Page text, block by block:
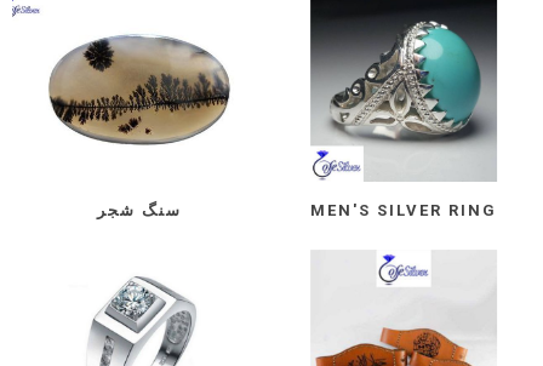
سنگ شجر MEN'S SILVER RING